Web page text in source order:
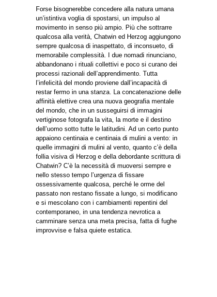
Forse bisognerebbe concedere alla natura umana
un’istintiva voglia di spostarsi, un impulso al
movimento in senso più ampio. Più che sottrarre
qualcosa alla verità, Chatwin ed Herzog aggiungono
sempre qualcosa di inaspettato, di inconsueto, di
memorabile complessità. I due nomadi rinunciano,
abbandonano i rituali collettivi e poco si curano dei
processi razionali dell’apprendimento. Tutta
l’infelicità del mondo proviene dall’incapacità di
restar fermo in una stanza. La concatenazione delle
affinità elettive crea una nuova geografia mentale
del mondo, che in un susseguirsi di immagini
vertiginose fotografa la vita, la morte e il destino
dell’uomo sotto tutte le latitudini. Ad un certo punto
appaiono centinaia e centinaia di mulini a vento: in
quelle immagini di mulini al vento, quanto c’è della
follia visiva di Herzog e della debordante scrittura di
Chatwin? C’è la necessità di muoversi sempre e
nello stesso tempo l’urgenza di fissare
ossessivamente qualcosa, perché le orme del
passato non restano fissate a lungo, si modificano
e si mescolano con i cambiamenti repentini del
contemporaneo, in una tendenza nevrotica a
camminare senza una meta precisa, fatta di fughe
improvvise e falsa quiete estatica.